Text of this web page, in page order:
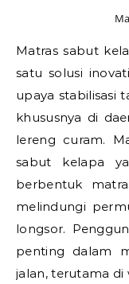
Matras sabut kelapa lereng jalan merupakan salah
satu solusi
upaya stabilisasi
khususnya di
lereng curam.
sabut kelapa
berbentuk
melindungi
longsor.
penting dalam
jalan, terutama di